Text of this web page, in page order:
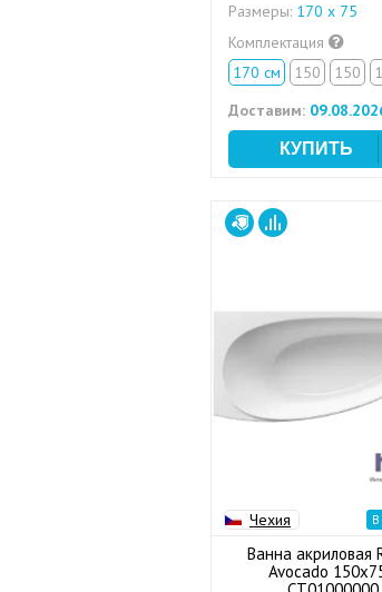
Размеры: 170 х 75
Комплектация
170 см
150 150
Доставим:
Чехия
Ванна акриловая
Avocado